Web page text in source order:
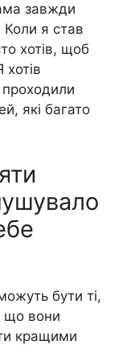
завжди
я став
хотів, щоб
які багато
бути ті,
що вони
кращими